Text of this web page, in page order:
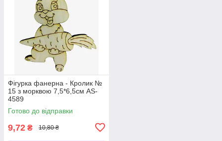
Фігурка фанерна - Кролик №
15 з морквою 7,5*6,5см AS-
4589
Готово до відправки
9,72 ₴ 10,80 ₴